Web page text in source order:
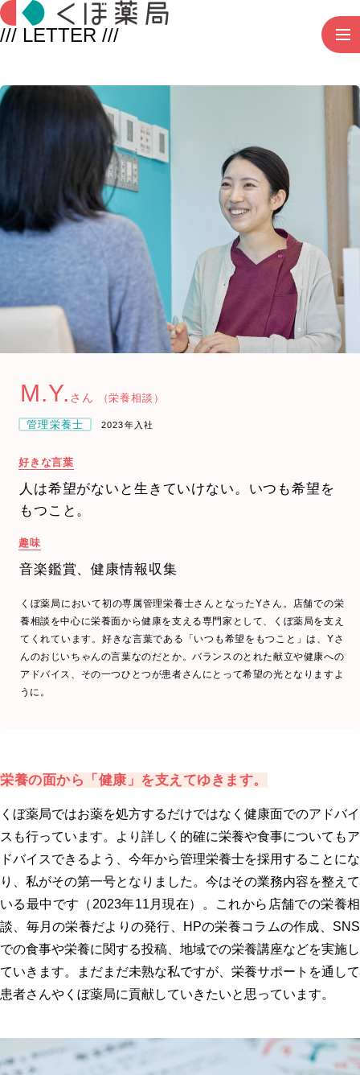
/// LETTER ///
M.Y. さん （栄養相談）
管理栄養士 2023年入社
好きな言葉
人は希望がないと生きていけない。いつも希望を
もつこと。
趣味
音楽鑑賞、健康情報収集
くぼ薬局において初の専属管理栄養士さんとなったYさん。店舗での栄
養相談を中心に栄養面から健康を支える専門家として、くぼ薬局を支え
てくれています。好きな言葉である「いつも希望をもつこと」は、Yさ
んのおじいちゃんの言葉なのだとか。バランスのとれた献立や健康への
アドバイス、その一つひとつが患者さんにとって希望の光となりますよ
うに。
栄養の面から「健康」を支えてゆきます。
くぼ薬局ではお薬を処方するだけではなく健康面でのアドバイ
スも行っています。より詳しく的確に栄養や食事についてもア
ドバイスできるよう、今年から管理栄養士を採用することにな
り、私がその第一号となりました。今はその業務内容を整えて
いる最中です（2023年11月現在）。これから店舗での栄養相
談、毎月の栄養だよりの発行、HPの栄養コラムの作成、SNS
での食事や栄養に関する投稿、地域での栄養講座などを実施し
ていきます。まだまだ未熟な私ですが、栄養サポートを通して
患者さんやくぼ薬局に貢献していきたいと思っています。